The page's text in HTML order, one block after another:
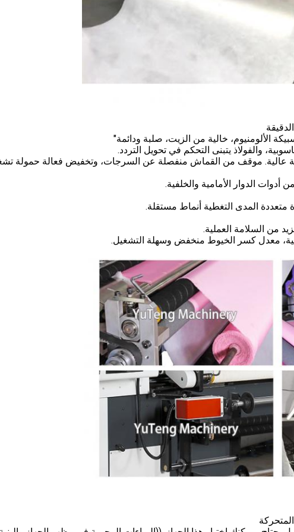
عالية. موقف من القماش منفصلة عن السرجات، وتخفيض فعالة حمولة